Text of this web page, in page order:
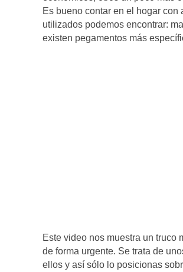
Es bueno contar en el hogar
utilizados podemos encontrar:
existen pegamentos más
Este video nos muestra un truco
de forma urgente. Se trata de
ellos y así sólo lo posicionas